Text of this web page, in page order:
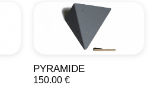
PYRAMIDE
150.00 €